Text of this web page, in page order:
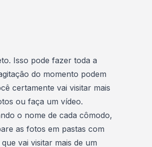
Isso pode fazer toda a
do momento podem
certamente vai visitar mais
ou faça um vídeo.
o nome de cada cômodo,
as fotos em pastas com
que vai visitar mais de um